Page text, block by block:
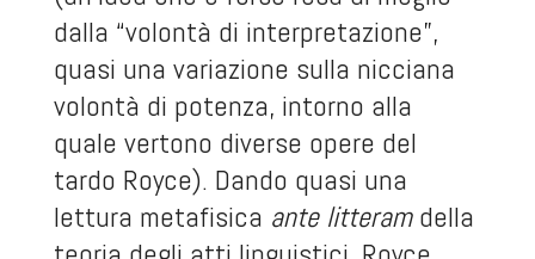
dalla “volontà di interpretazione”,
quasi una variazione sulla nicciana
volontà di potenza, intorno alla
quale vertono diverse opere del
tardo Royce). Dando quasi una
lettura metafisica ante litteramdella